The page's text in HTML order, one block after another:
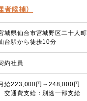
候補）
城県仙台市宮城野区二十人
台駅から徒歩10分
約社員
給223,000円～248,000円
交通費支給：別途一部支給